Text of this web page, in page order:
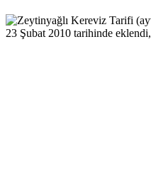
23 Şubat 2010 tarihinde eklendi,